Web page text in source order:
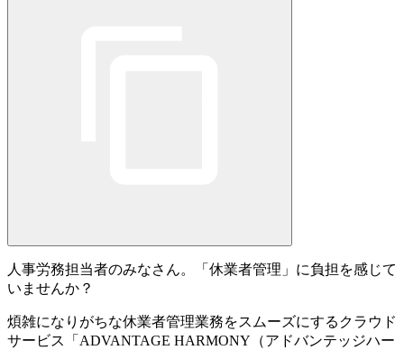
人事労務担当者のみなさん。「休業者管理」に負担を感じて
いませんか？
煩雑になりがちな休業者管理業務をスムーズにするクラウド
サービス
「 ADVANTAGE HARMONY（アドバンテッジハー